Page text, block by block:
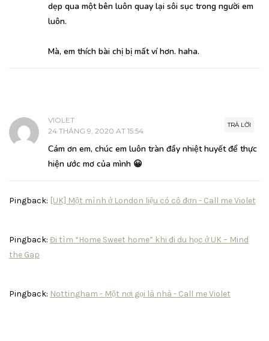
dẹp qua một bên luôn quay lại sôi sục trong người em
luôn.
Mà, em thích bài chị bị mất ví hơn. haha.
TRẢ LỜI
VIOLET
24 THÁNG 9, 2020 AT 15:54
Cám ơn em, chúc em luôn tràn đầy nhiệt huyết để thực
hiện ước mơ của mình 😀
Pingback: [UK] Một mình ở London liệu có cô đơn - Call me Violet
Pingback: Đi tìm “Home Sweet home” khi đi du học ở UK – Mind
the Gap
Pingback: Nottingham - Một nơi gọi là nhà - Call me Violet